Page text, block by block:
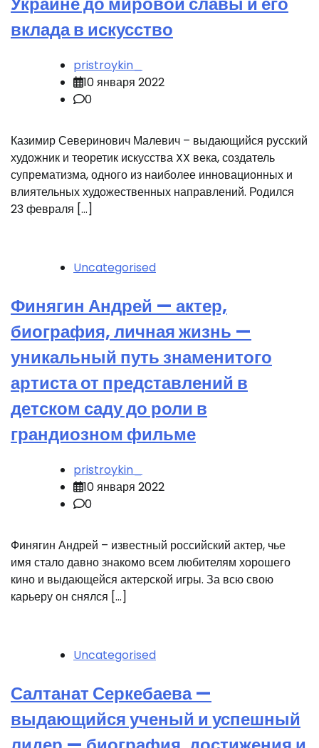
вклада в искусство
pristroykin_
10 января 2022
0
Казимир Северинович Малевич – выдающийся русский
художник и теоретик искусства XX века, создатель
супрематизма, одного из наиболее инновационных и
влиятельных художественных направлений. Родился
23 февраля […]
Uncategorised
Финягин Андрей — актер,
биография, личная жизнь —
уникальный путь знаменитого
артиста от представлений в
детском саду до роли в
грандиозном фильме
pristroykin_
10 января 2022
0
Финягин Андрей – известный российский актер, чье
имя стало давно знакомо всем любителям хорошего
кино и выдающейся актерской игры. За всю свою
карьеру он снялся […]
Uncategorised
Салтанат Серкебаева —
выдающийся ученый и успешный